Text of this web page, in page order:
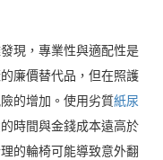
現，專業性與適配性是
廉價替代品，但在照護
的增加。使用劣質紙尿
時間與金錢成本遠高於
的輪椅可能導致意外翻